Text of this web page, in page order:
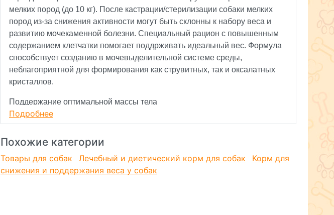
мелких пород (до 10 кг). После кастрации/стерилизации собаки мелких
пород из-за снижения активности могут быть склонны к набору веса и
развитию мочекаменной болезни. Специальный рацион с повышенным
содержанием клетчатки помогает поддрживать идеальный вес. Формула
способствует созданию в мочевыделительной системе среды,
неблагоприятной для формирования как струвитных, так и оксалатных
кристаллов.
Поддержание оптимальной массы тела
Адаптированное содержание жиров и энергии в диете помогает
благодаря сочетанию разных типов клетчатки. Поддержание здорового
пищеварения
Высокоусвояемая формула, содержащая пребиотики, способствует
Подробнее
Похожие категории
Товары для собак Лечебный и диетический корм для собак
Корм для
снижения и поддержания веса у собак